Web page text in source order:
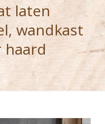
laten
wandkast
haard